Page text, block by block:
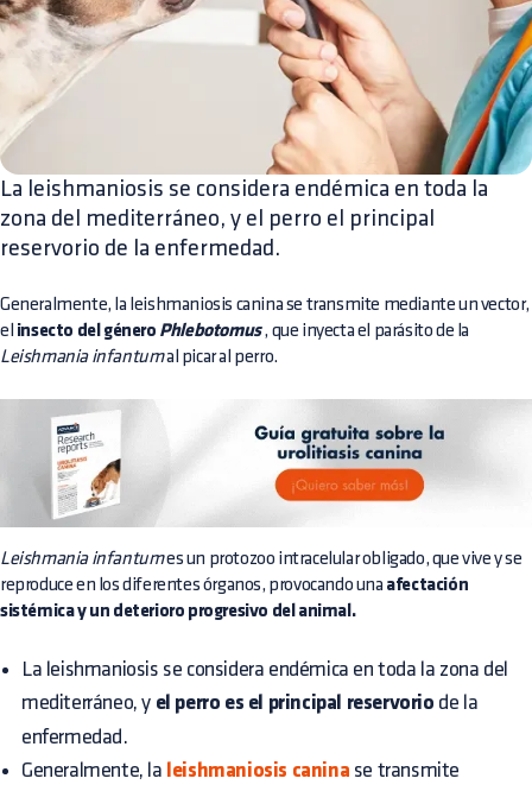
La leishmaniosis se considera endémica en toda la
zona del mediterráneo, y el perro el principal
reservorio de la enfermedad.
Generalmente, la leishmaniosis canina se transmite mediante un vector,
el insecto del género Phlebotomus, que inyecta el parásito de la
Leishmania infantumal picar al perro.
Leishmania infantumes un protozoo intracelular obligado, que vive y se
reproduce en los diferentes órganos, provocando una afectación
sistémica y un deterioro progresivo del animal.
La leishmaniosis se considera endémica en toda la zona del
mediterráneo, y el perro es el principal reservorio de la
enfermedad.
Generalmente, la leishmaniosis canina se transmite